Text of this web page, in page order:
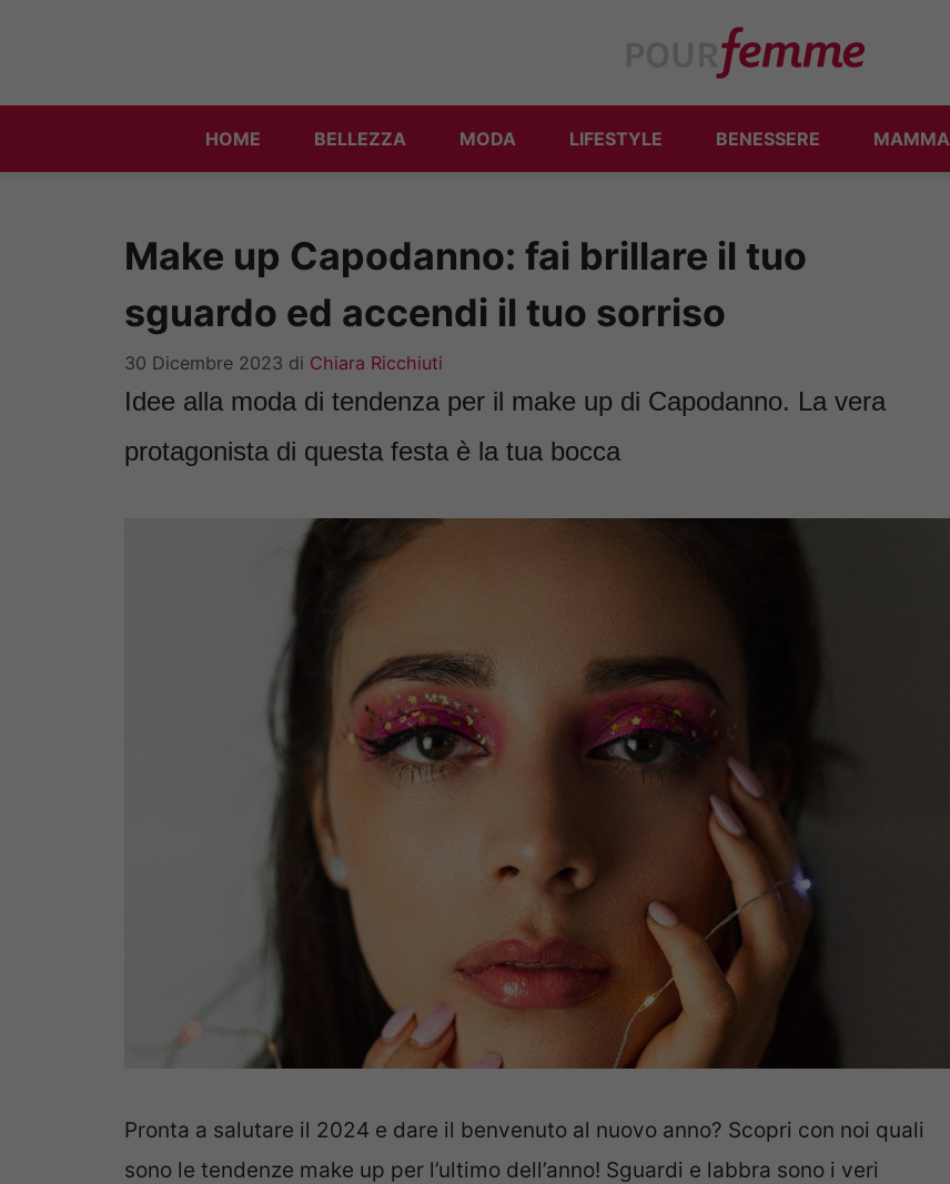
HOME BELLEZZA MODA LIFESTYLE BENESSERE MAMMA
Make up Capodanno: fai brillare il tuo
sguardo ed accendi il tuo sorriso
30 Dicembre 2023 di Chiara Ricchiuti
Idee alla moda di tendenza per il make up di Capodanno. La vera
protagonista di questa festa è la tua bocca
Pronta a salutare il 2024 e dare il benvenuto al nuovo anno? Scopri con noi quali
sono le tendenze make up per l’ultimo dell’anno! Sguardi e labbra sono i veri